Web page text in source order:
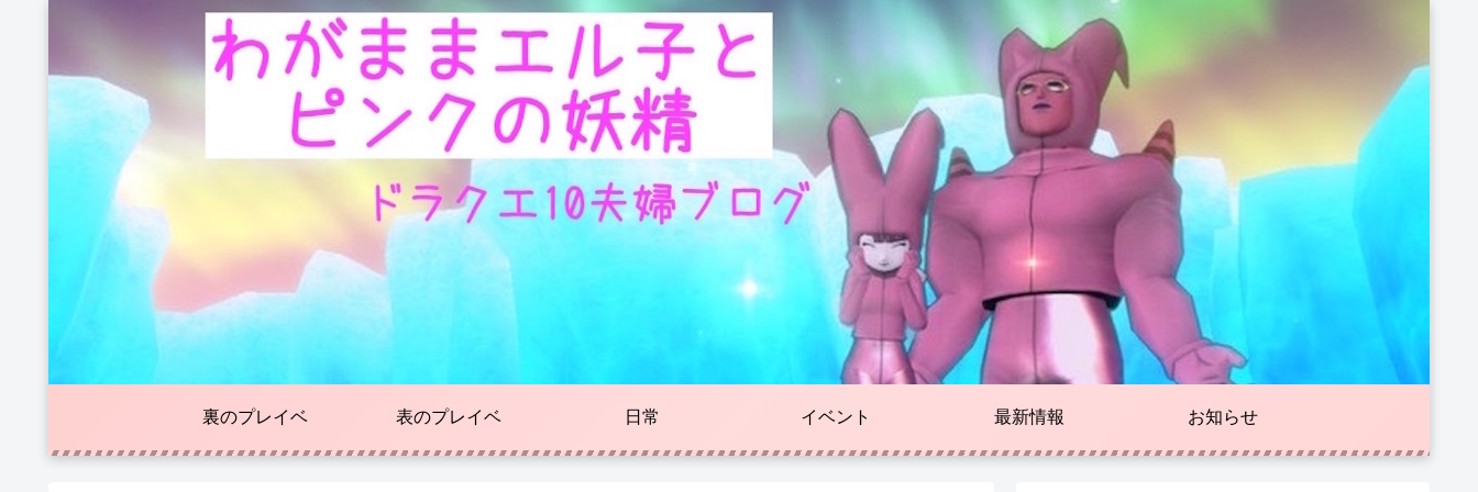
裏のプレイベ 表のプレイベ 日常 イベント 最新情報 お知らせ